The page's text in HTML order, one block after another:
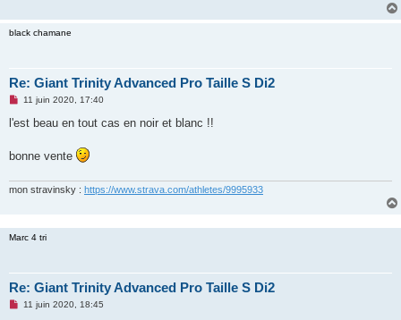
black chamane
Re: Giant Trinity Advanced Pro Taille S Di2
M
s
g
e
o
n
11 juin 2020, 17:40
l'est beau en tout cas en noir et blanc !!
bonne vente
mon stravinsky : https://www.strava.com/athletes/9995933
Marc 4 tri
Re: Giant Trinity Advanced Pro Taille S Di2
M
11 juin 2020, 18:45